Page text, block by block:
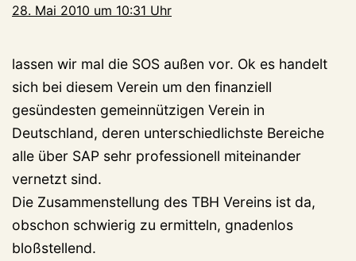
28. Mai 2010 um 10:31 Uhr
lassen wir mal die SOS außen vor. Ok es handelt
sich bei diesem Verein um den finanziell
gesündesten gemeinnützigen Verein in
Deutschland, deren unterschiedlichste Bereiche
alle über SAP sehr professionell miteinander
vernetzt sind.
Die Zusammenstellung des TBH Vereins ist da,
obschon schwierig zu ermitteln, gnadenlos
bloßstellend.